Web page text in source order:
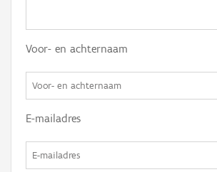
Voor- en achternaam
E-mailadres